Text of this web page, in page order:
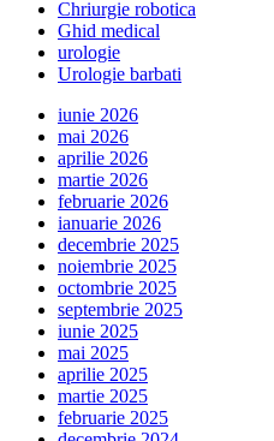
Chriurgie robotica
Ghid medical
urologie
Urologie barbati
iunie 2026
mai 2026
aprilie 2026
martie 2026
februarie 2026
ianuarie 2026
decembrie 2025
noiembrie 2025
octombrie 2025
septembrie 2025
iunie 2025
mai 2025
aprilie 2025
martie 2025
februarie 2025